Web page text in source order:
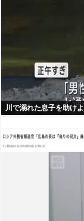
川で溺れた息子を助け